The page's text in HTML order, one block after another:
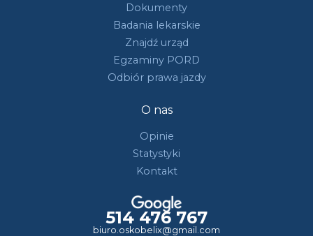
Dokumenty
Badania lekarskie
Znajdź urząd
Egzaminy PORD
Odbiór prawa jazdy
O nas
Opinie
Statystyki
Kontakt
514 476 767
biuro.oskobelix@gmail.com